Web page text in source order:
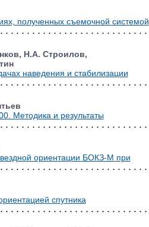
полученных съемочной системой
Н.А. Строилов,
наведения и стабилизации
Методика и результаты
ориентации БОКЗ-М при
спутника